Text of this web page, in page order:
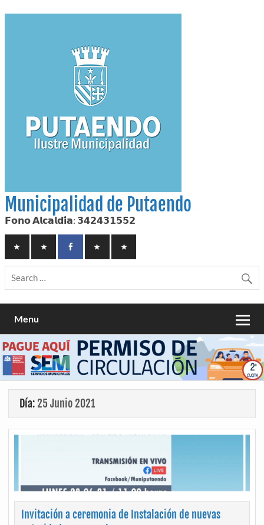
to
Municipalidad de Putaendo
𝗙𝗼𝗻𝗼 𝗔𝗹𝗰𝗮𝗹𝗱𝗶́𝗮: 𝟯𝟰𝟮𝟰𝟯𝟭𝟱𝟱𝟮
Menu
Día: 25 Junio 2021
Invitación a ceremonia de Instalación de nuevas